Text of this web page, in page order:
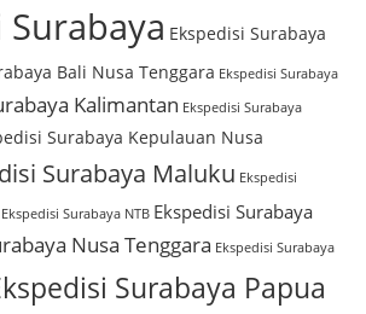
Surabaya Ekspedisi Surabaya
Bali Nusa Tenggara Ekspedisi Surabaya
Kalimantan Ekspedisi Surabaya
Surabaya Kepulauan Nusa
Surabaya Maluku Ekspedisi
Ekspedisi Surabaya NTB Ekspedisi Surabaya
Nusa Tenggara Ekspedisi Surabaya
Surabaya Papua